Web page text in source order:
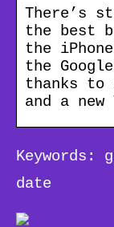
There’s
the best
the
the
thanks to
and a
Keywords:
date